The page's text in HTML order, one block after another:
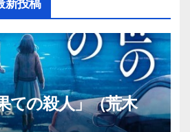
新投稿
ての殺人」（荒木